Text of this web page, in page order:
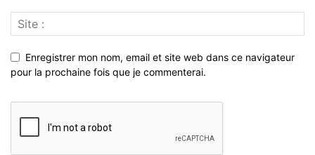
Enregistrer mon nom, email et site web dans ce navigateur
pour la prochaine fois que je commenterai.